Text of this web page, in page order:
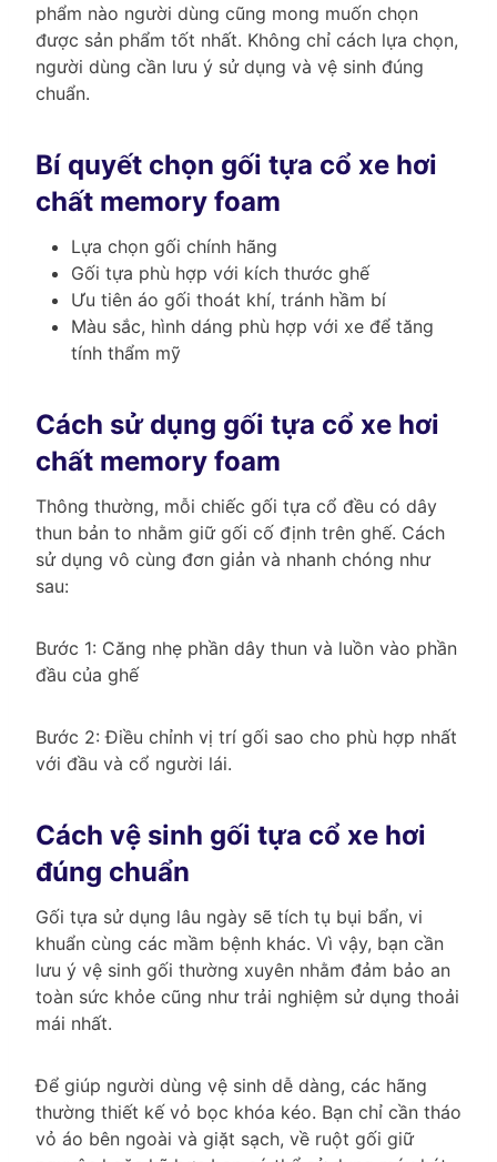
phẩm nào người dùng cũng mong muốn chọn
được sản phẩm tốt nhất. Không chỉ cách lựa chọn,
người dùng cần lưu ý sử dụng và vệ sinh đúng
chuẩn.
Bí quyết chọn gối tựa cổ xe hơi
chất memory foam
Lựa chọn gối chính hãng
Gối tựa phù hợp với kích thước ghế
Ưu tiên áo gối thoát khí, tránh hầm bí
Màu sắc, hình dáng phù hợp với xe để tăng
tính thẩm mỹ
Cách sử dụng gối tựa cổ xe hơi
chất memory foam
Thông thường, mỗi chiếc gối tựa cổ đều có dây
thun bản to nhằm giữ gối cố định trên ghế. Cách
sử dụng vô cùng đơn giản và nhanh chóng như
sau:
Bước 1: Căng nhẹ phần dây thun và luồn vào phần
đầu của ghế
Bước 2: Điều chỉnh vị trí gối sao cho phù hợp nhất
với đầu và cổ người lái.
Cách vệ sinh gối tựa cổ xe hơi
đúng chuẩn
Gối tựa sử dụng lâu ngày sẽ tích tụ bụi bẩn, vi
khuẩn cùng các mầm bệnh khác. Vì vậy, bạn cần
lưu ý vệ sinh gối thường xuyên nhằm đảm bảo an
toàn sức khỏe cũng như trải nghiệm sử dụng thoải
mái nhất.
Để giúp người dùng vệ sinh dễ dàng, các hãng
thường thiết kế vỏ bọc khóa kéo. Bạn chỉ cần tháo
vỏ áo bên ngoài và giặt sạch, về ruột gối giữ